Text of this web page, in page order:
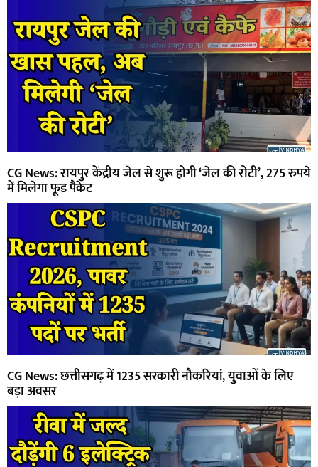
CG News: रायपुर केंद्रीय जेल से शुरू होगी ‘जेल की रोटी’, 275 रुपये
में मिलेगा फूड पैकेट
CG News: छत्तीसगढ़ में 1235 सरकारी नौकरियां, युवाओं के लिए
बड़ा अवसर